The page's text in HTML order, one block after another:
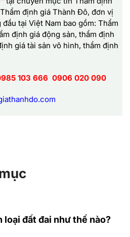
định giá Thành Đô, đơn vị
tại Việt Nam bao gồm: Thẩm
định giá động sản, thẩm định
giá tài sản vô hình, thẩm định
103 666 0906 020 090
loại đất đai như thế nào?